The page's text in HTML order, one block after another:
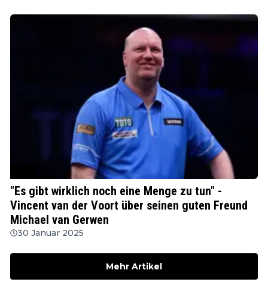
"Es gibt wirklich noch eine Menge zu tun" -
Vincent van der Voort über seinen guten Freund
Michael van Gerwen
30 Januar 2025
Mehr Artikel